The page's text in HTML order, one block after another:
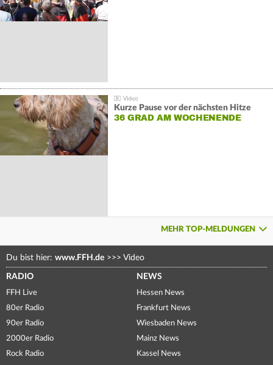
Kurze Pause vor der nächsten Hitze
36 GRAD AM WOCHENENDE
MEHR TOP-MELDUNGEN
Du bist hier: www.FFH.de >>> Video
RADIO
FFH Live
80er Radio
90er Radio
2000er Radio
Rock Radio
NEWS
Hessen News
Frankfurt News
Wiesbaden News
Mainz News
Kassel News